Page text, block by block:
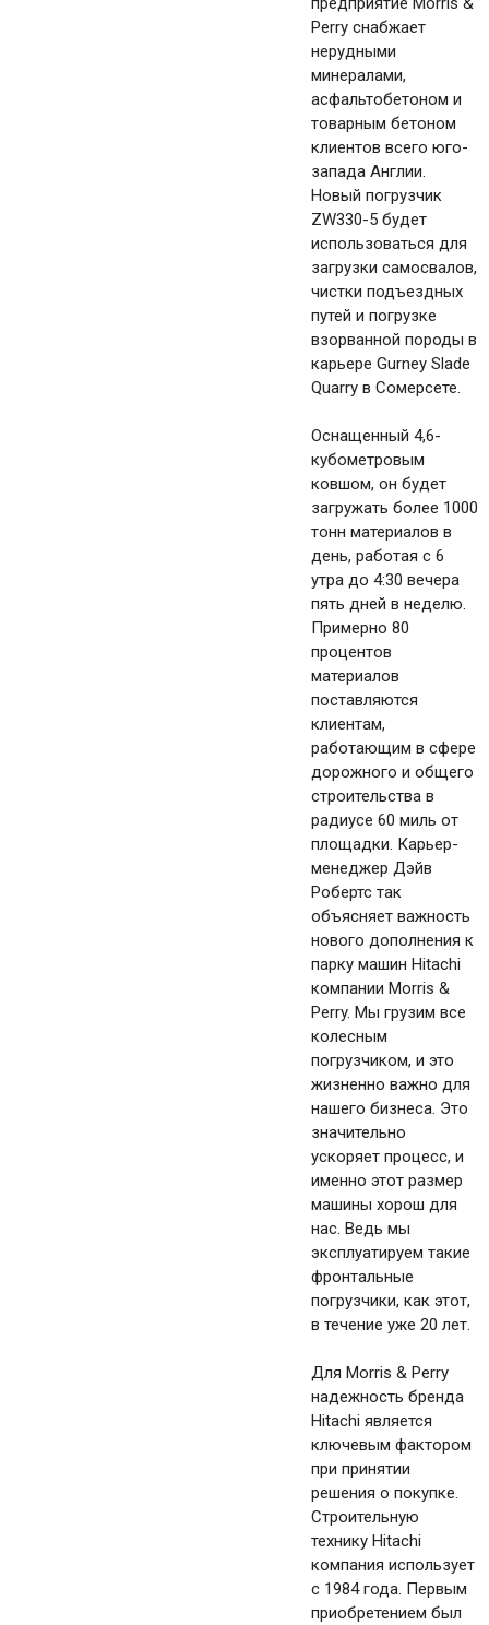
Perry снабжает
нерудными
минералами,
асфальтобетоном и
товарным бетоном
клиентов всего юго-
запада Англии.
Новый погрузчик
ZW330-5 будет
использоваться для
загрузки самосвалов,
чистки подъездных
путей и погрузке
взорванной породы в
карьере Gurney Slade
Quarry в Сомерсете.
Оснащенный 4,6-
кубометровым
ковшом, он будет
загружать более 1000
тонн материалов в
день, работая с 6
утра до 4:30 вечера
пять дней в неделю.
Примерно 80
процентов
материалов
поставляются
клиентам,
работающим в сфере
дорожного и общего
строительства в
радиусе 60 миль от
площадки. Карьер-
менеджер Дэйв
Робертс так
объясняет важность
нового дополнения к
парку машин Hitachi
компании Morris &
Perry. Мы грузим все
колесным
погрузчиком, и это
жизненно важно для
нашего бизнеса. Это
значительно
ускоряет процесс, и
именно этот размер
машины хорош для
нас. Ведь мы
эксплуатируем такие
фронтальные
погрузчики, как этот,
в течение уже 20 лет.
Для Morris & Perry
надежность бренда
Hitachi является
ключевым фактором
при принятии
решения о покупке.
Строительную
технику Hitachi
компания использует
с 1984 года. Первым
приобретением был